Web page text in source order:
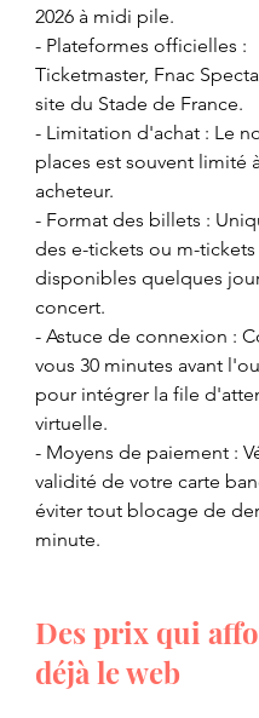
2026 à midi pile.
​- Plateformes officielles :
Ticketmaster, Fnac
site du Stade de France.
​- Limitation d'achat : Le
places est souvent limité
acheteur.
- ​Format des billets :
des e-tickets ou m-tickets
disponibles quelques
concert.
- ​Astuce de connexion :
vous 30 minutes avant
pour intégrer la file
virtuelle.
​- Moyens de paiement :
validité de votre carte
éviter tout blocage de
minute.
​Des prix qui
déjà le web